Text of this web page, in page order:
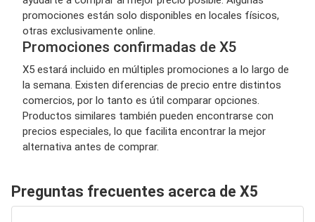
promociones están solo disponibles en locales físicos,
otras exclusivamente online.
Promociones confirmadas de X5
X5 estará incluido en múltiples promociones a lo largo de
la semana. Existen diferencias de precio entre distintos
comercios, por lo tanto es útil comparar opciones.
Productos similares también pueden encontrarse con
precios especiales, lo que facilita encontrar la mejor
alternativa antes de comprar.
Preguntas frecuentes acerca de X5